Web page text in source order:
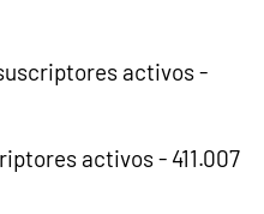
activos -
activos - 411.007